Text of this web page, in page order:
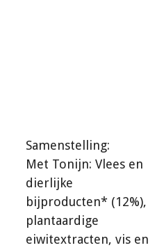
Samenstelling:
Met Tonijn: Vlees en
dierlijke
bijproducten* (12%),
plantaardige
eiwitextracten, vis en